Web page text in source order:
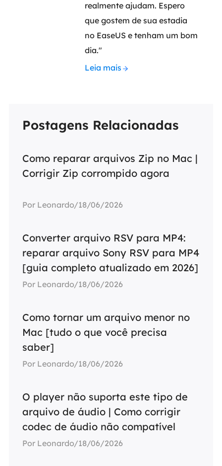
realmente ajudam. Espero
que gostem de sua estadia
no EaseUS e tenham um bom
dia."
Leia mais
Postagens Relacionadas
Como reparar arquivos Zip no Mac |
Corrigir Zip corrompido agora
Por Leonardo/18/06/2026
Converter arquivo RSV para MP4:
reparar arquivo Sony RSV para MP4
[guia completo atualizado em 2026]
Por Leonardo/18/06/2026
Como tornar um arquivo menor no
Mac [tudo o que você precisa
saber]
Por Leonardo/18/06/2026
O player não suporta este tipo de
arquivo de áudio | Como corrigir
codec de áudio não compatível
Por Leonardo/18/06/2026